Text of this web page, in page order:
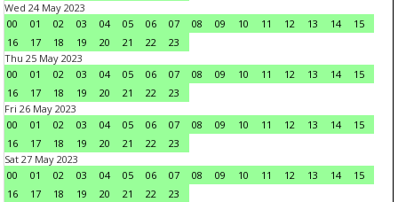
Wed 24 May 2023
00
01 02 03 04 05 06 07 08 09 10 11 12 13 14
15
16
17 18 19 20 21 22
23
Thu 25 May 2023
00
01 02 03 04 05 06 07 08 09 10 11 12 13 14
15
16
17 18 19 20 21 22
23
Fri 26 May 2023
00
01 02 03 04 05 06 07 08 09 10 11 12 13 14
15
16
17 18 19 20 21 22
23
Sat 27 May 2023
00
01 02 03 04 05 06 07 08 09 10 11 12 13 14
15
16
17 18 19 20 21 22
23